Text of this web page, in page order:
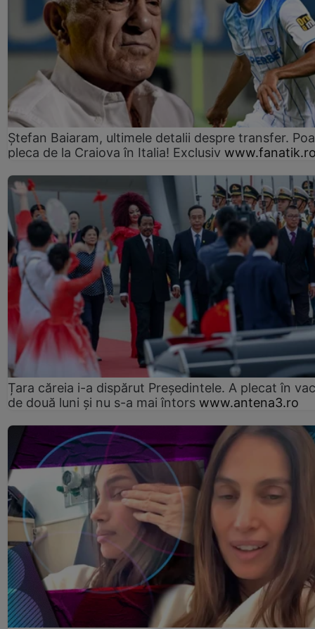
Ștefan Baiaram, ultimele detalii despre transfer.
pleca de la Craiova în Italia! Exclusiv
Țara căreia i-a dispărut Președintele. A plecat în
de două luni și nu s-a mai întors www.antena3.ro